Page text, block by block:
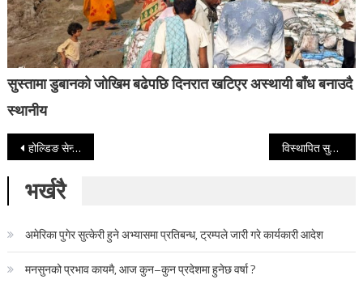
सुस्तामा डुबानको जोखिम बढेपछि दिनरात खटिएर अस्थायी बाँध बनाउदै
स्थानीय
Post navigation
होल्डिङ सेन्टरमा सुकुमबासीलाई कैदीजस्तै राखिएको भन्दै सरकारको ध्यानाकर्षण विस्थापित सुकुमबासीलाई प्रतिपरिवार २५ हजार दिने सरकारको निर्णय
भर्खरै
अमेरिका पुगेर सुत्केरी हुने अभ्यासमा प्रतिबन्ध, ट्रम्पले जारी गरे कार्यकारी आदेश
मनसुनको प्रभाव कायमै, आज कुन–कुन प्रदेशमा हुनेछ वर्षा ?